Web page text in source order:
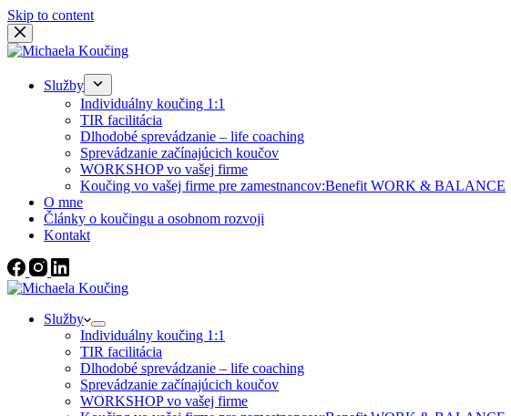
Skip to content
Služby
Individuálny koučing 1:1
TIR facilitácia
Dlhodobé sprevádzanie – life coaching
Sprevádzanie začínajúcich koučov
WORKSHOP vo vašej firme
Koučing vo vašej firme pre zamestnancov:Benefit WORK & BALANCE
O mne
Články o koučingu a osobnom rozvoji
Kontakt
Služby
Individuálny koučing 1:1
TIR facilitácia
Dlhodobé sprevádzanie – life coaching
Sprevádzanie začínajúcich koučov
WORKSHOP vo vašej firme